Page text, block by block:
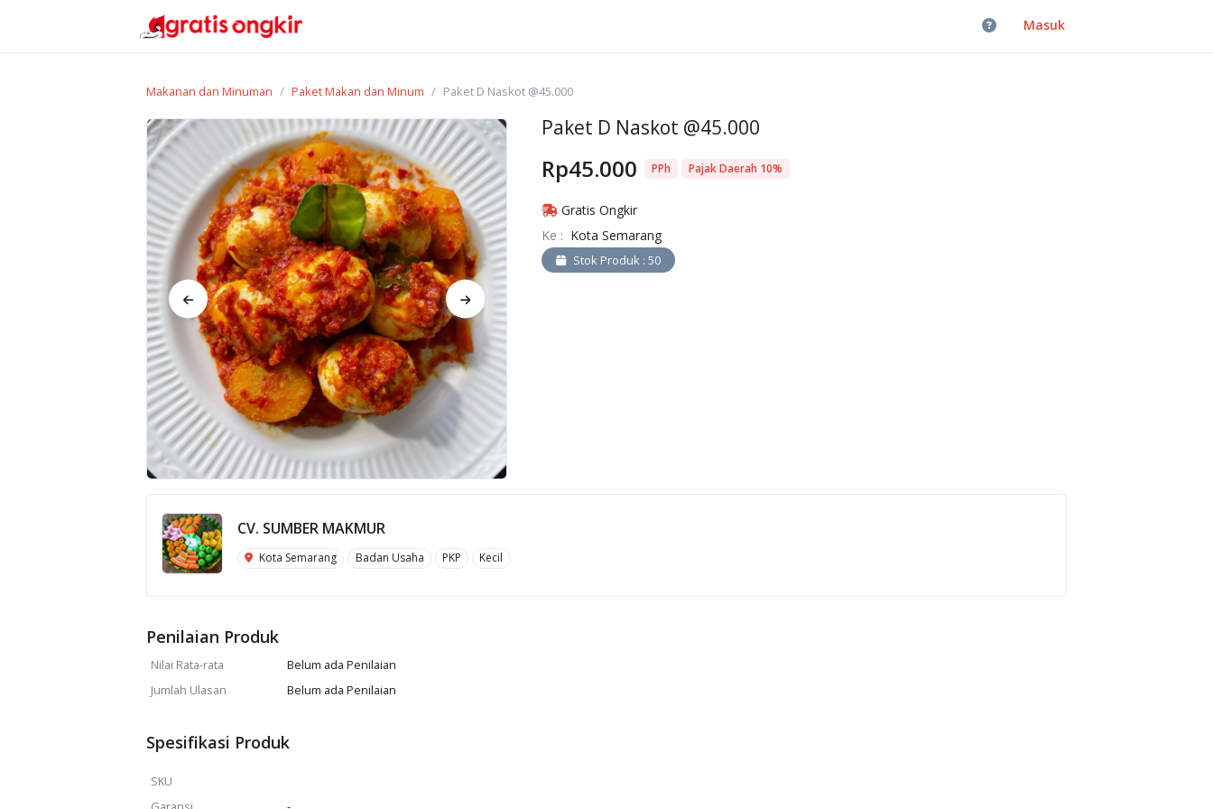
Masuk
Makanan dan Minuman Paket Makan dan Minum Paket D Naskot @45.000
Paket D Naskot @45.000
Rp45.000 PPh Pajak Daerah 10%
Gratis Ongkir
Ke : Kota Semarang
Stok Produk : 50
CV. SUMBER MAKMUR
Kota Semarang Badan Usaha PKP Kecil
Penilaian Produk
Nilai Rata-rata
Belum ada Penilaian
Jumlah Ulasan
Belum ada Penilaian
Spesifikasi Produk
SKU